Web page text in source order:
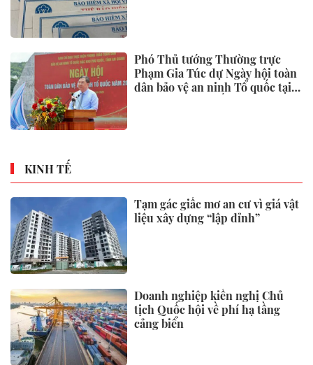
Phó Thủ tướng Thường trực
Phạm Gia Túc dự Ngày hội toàn
dân bảo vệ an ninh Tổ quốc tại
KINH TẾ
Tạm gác giấc mơ an cư vì giá vật
liệu xây dựng “lập đỉnh”
Doanh nghiệp kiến nghị Chủ
tịch Quốc hội về phí hạ tầng
cảng biển